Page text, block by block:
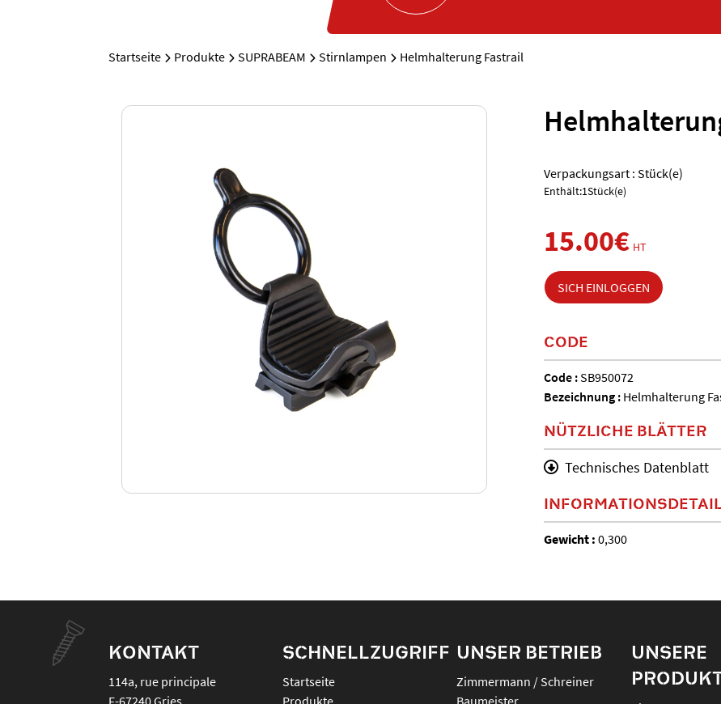
Startseite Produkte SUPRABEAM Stirnlampen Helmhalterung Fastrail
Verpackungsart : Stück(e)
Enthält:1Stück(e)
15.00€ HT
SICH EINLOGGEN
CODE
Code :SB950072
Bezeichnung : Helmhalterung
NÜTZLICHE BLÄTTER
Technisches Datenblatt
Gewicht : 0,300
KONTAKT
114a, rue principale
F-67240Gries
SCHNELLZUGRIFF
Startseite
Produkte
UNSER BETRIEB
Zimmermann / Schreiner
Baumeister
UNSERE